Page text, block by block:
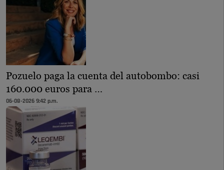
Pozuelo paga la cuenta del autobombo: casi
160.000 euros para …
06-08-2026 9:42 p.m.